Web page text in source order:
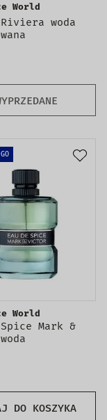
World
woda
DO KOSZYKA
World
Mark &